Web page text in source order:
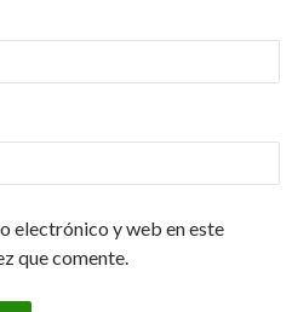
electrónico y web en este
que comente.